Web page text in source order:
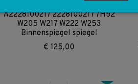
A2228100217 2228100217 7H52
W205 W217 W222 W253
Binnenspiegel spiegel
€ 125,00